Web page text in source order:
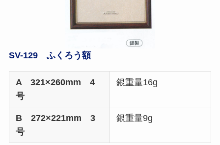
SV-129 ふくろう額
A 321×260mm 4
号
銀重量16g
B 272×221mm 3
号
銀重量9g